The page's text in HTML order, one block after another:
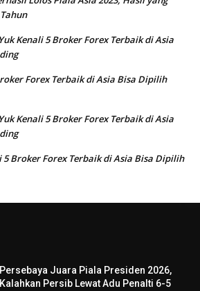
Persebaya Juara Piala Presiden 2026,
Kalahkan Persib Lewat Adu Penalti 6-5